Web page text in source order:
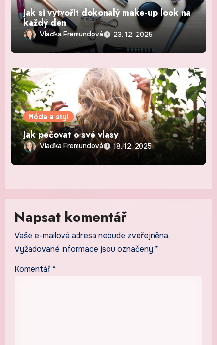
Jak si vytvořit dokonalý make-up look na
každý den
Vlaďka Fremundová 23. 12. 2025
Móda a styl
Jak pečovat o své vlasy
Vlaďka Fremundová 18. 12. 2025
Napsat komentář
Vaše e-mailová adresa nebude zveřejněna.
Vyžadované informace jsou označeny *
Komentář *